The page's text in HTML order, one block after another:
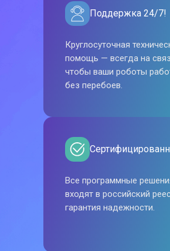
Поддержка 24/7!
Круглосуточная
помощь — всегда на
чтобы ваши роботы
без перебоев.
Все программные
входят в российский
гарантия надежности.